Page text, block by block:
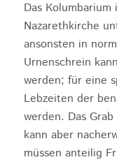
Das
Nazarethkirche
ansonsten in
Urnenschrein
werden; für eine
Lebzeiten der
werden. Das
kann aber
müssen anteilig